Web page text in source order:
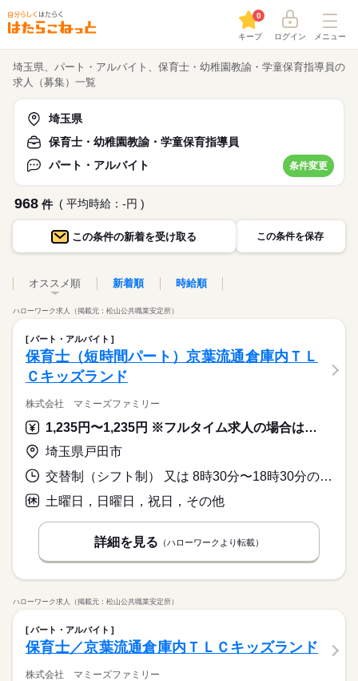
キープ
0
ログイン メニュー
埼玉県、パート・アルバイト、保育士・幼稚園教諭・学童保育指導員の
求人（募集）一覧
埼玉県
保育士・幼稚園教諭・学童保育指導員
パート・アルバイト
条件変更
968 件 ( 平均時給：-円 )
この条件の新着を受け取る この条件を保存
オススメ順 新着順 時給順
ハローワーク求人（掲載元：松山公共職業安定所）
パート・アルバイト
保育士（短時間パート）京葉流通倉庫内ＴＬ
Ｃキッズランド
株式会社 マミーズファミリー
1,235円〜1,235円 ※フルタイム求人の場合は月額（換算額）、パート求人の場合は時間額を表示しています。
埼玉県戸田市
交替制（シフト制） 又は 8時30分〜18時30分の時間の間の6時間程度 就業時間に関する特記事項 ８：３０～１８：３０の間でシフト制（就業時間応相談）
土曜日，日曜日，祝日，その他
詳細を見る （ハローワークより転載）
ハローワーク求人（掲載元：松山公共職業安定所）
パート・アルバイト
保育士／京葉流通倉庫内ＴＬＣキッズランド
株式会社 マミーズファミリー